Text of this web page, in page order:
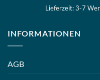
Lieferzeit: 3-7
INFORMATIONEN
AGB